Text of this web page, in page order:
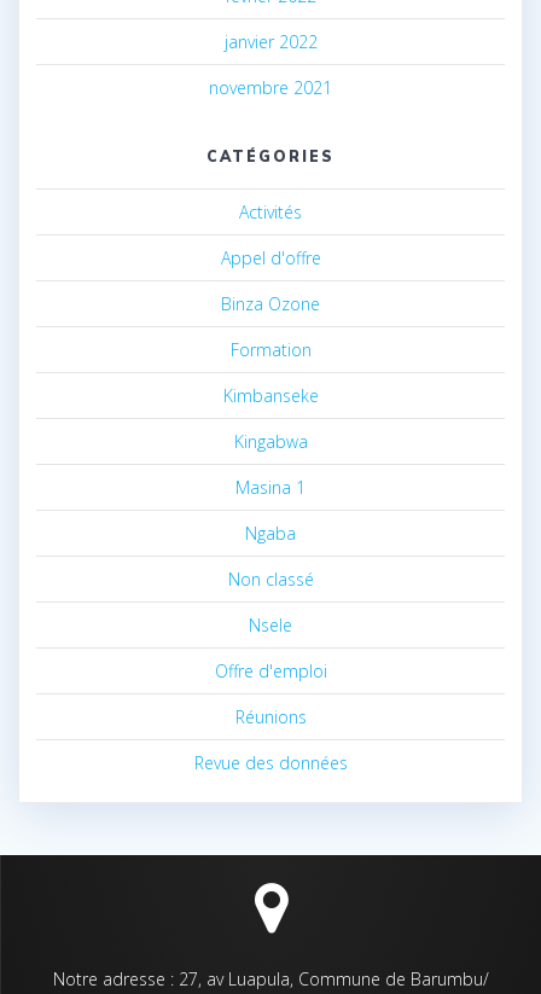
janvier 2022
novembre 2021
CATÉGORIES
Activités
Appel d'offre
Binza Ozone
Formation
Kimbanseke
Kingabwa
Masina 1
Ngaba
Non classé
Nsele
Offre d'emploi
Réunions
Revue des données
Notre adresse : 27, av Luapula, Commune de Barumbu/